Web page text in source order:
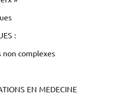
:
complexes
EN MEDECINE